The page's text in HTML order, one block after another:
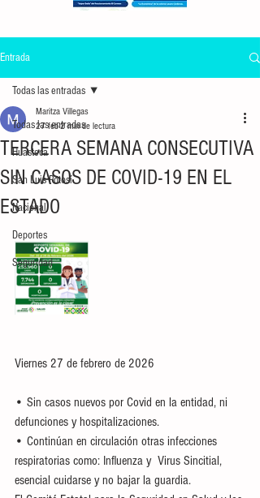
Entrada
Todas las entradas
Huasteca
San Luis Potosí
Nacional
Deportes
Seguridad
Todas las entradas
TERCERA SEMANA CONSECUTIVA
SIN CASOS DE COVID-19 EN EL
ESTADO
Maritza Villegas
27 feb2 min de lectura
Viernes 27 de febrero de 2026
• Sin casos nuevos por Covid en la entidad, ni
defunciones y hospitalizaciones.
• Continúan en circulación otras infecciones
respiratorias como: Influenza y  Virus Sincitial,
esencial cuidarse y no bajar la guardia.